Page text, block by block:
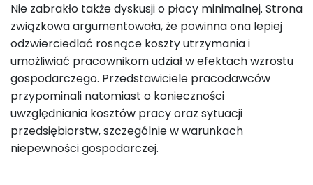
Nie zabrakło także dyskusji o płacy minimalnej. Strona
związkowa argumentowała, że powinna ona lepiej
odzwierciedlać rosnące koszty utrzymania i
umożliwiać pracownikom udział w efektach wzrostu
gospodarczego. Przedstawiciele pracodawców
przypominali natomiast o konieczności
uwzględniania kosztów pracy oraz sytuacji
przedsiębiorstw, szczególnie w warunkach
niepewności gospodarczej.